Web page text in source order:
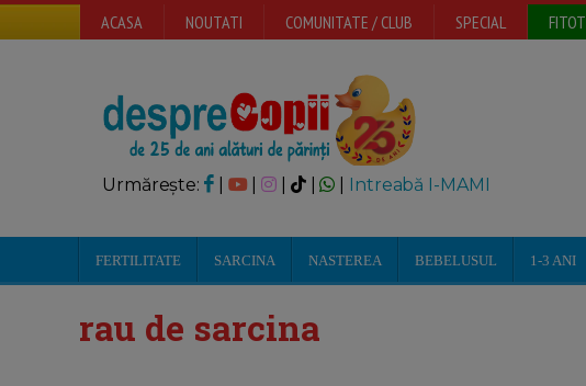
ACASA NOUTATI COMUNITATE / CLUB SPECIAL
Urmărește: | | Intreabă I-MAMI
FERTILITATE SARCINA NASTEREA BEBELUSUL 1-3 ANI
rau de sarcina